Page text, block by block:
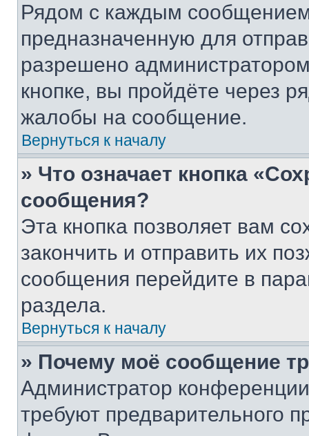
Рядом с каждым сообщением
предназначенную для
разрешено
кнопке, вы пройдёте через
жалобы на сообщение.
Вернуться к началу
» Что означает кнопка
сообщения?
Эта кнопка позволяет вам
закончить и отправить их
сообщения перейдите в
раздела.
Вернуться к началу
» Почему моё сообщение
Администратор
требуют предварительного